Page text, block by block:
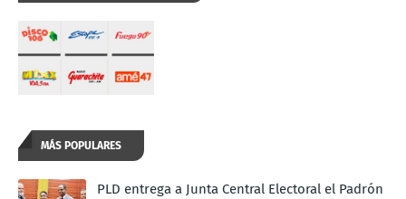
MÁS POPULARES
PLD entrega a Junta Central Electoral el Padrón